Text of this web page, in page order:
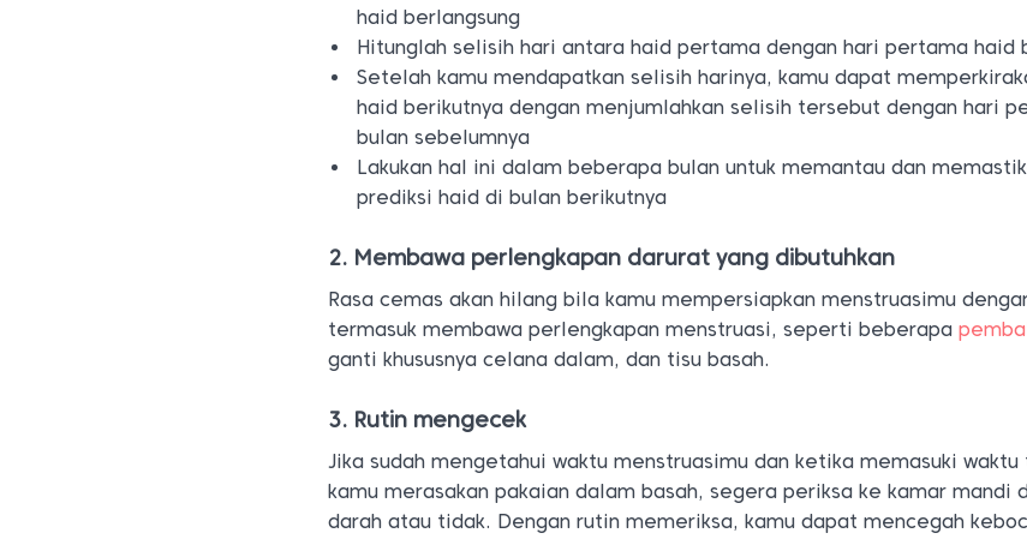
haid berlangsung
Hitunglah selisih hari antara haid pertama dengan hari pertama haid
Setelah kamu mendapatkan selisih harinya, kamu dapat
haid berikutnya dengan menjumlahkan selisih tersebut dengan hari
bulan sebelumnya
Lakukan hal ini dalam beberapa bulan untuk memantau dan
prediksi haid di bulan berikutnya
2. Membawa perlengkapan darurat yang dibutuhkan
Rasa cemas akan hilang bila kamu mempersiapkan menstruasimu
termasuk membawa perlengkapan menstruasi, seperti beberapa
ganti khususnya celana dalam, dan tisu basah.
3. Rutin mengecek
Jika sudah mengetahui waktu menstruasimu dan ketika memasuki
kamu merasakan pakaian dalam basah, segera periksa ke kamar mandi
darah atau tidak. Dengan rutin memeriksa, kamu dapat mencegah